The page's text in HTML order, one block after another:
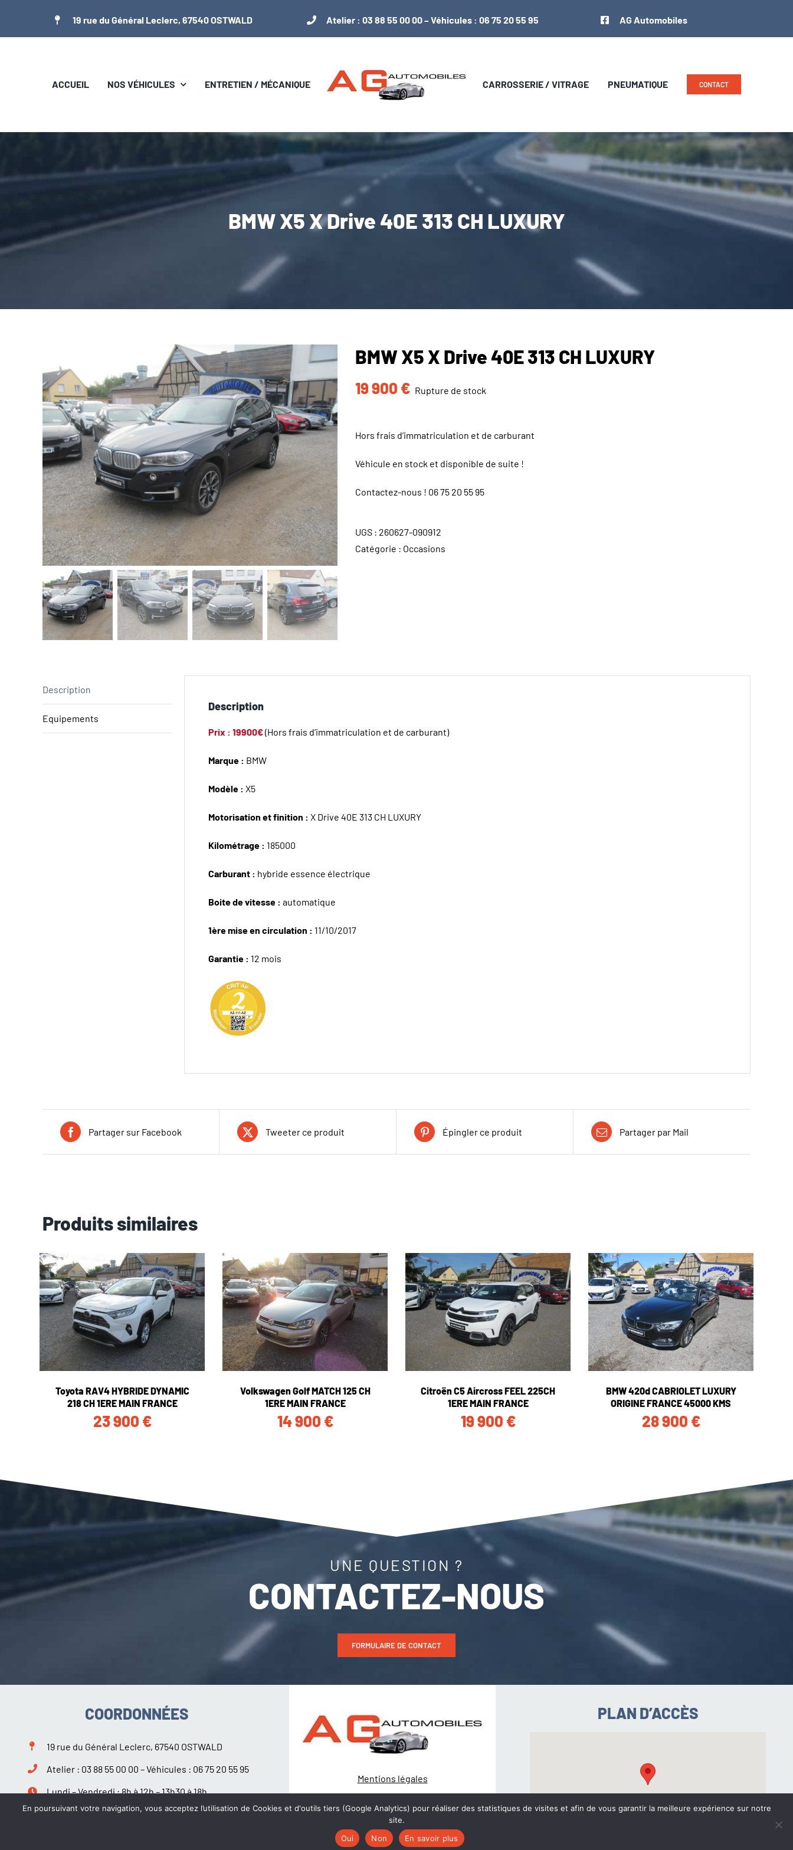
contenu
19 rue du Général Leclerc, 67540 OSTWALD Atelier : 03 88 55 00 00– Véhicules : 06 75 20 55 95 AG Automobiles
ACCUEIL NOS VÉHICULES ENTRETIEN / MÉCANIQUE CARROSSERIE / VITRAGE PNEUMATIQUE CONTACT
BMW X5 X Drive 40E 313 CH LUXURY
BMW X5 X Drive 40E 313 CH LUXURY
19 900 € Rupture de stock
Hors frais d’immatriculation et de carburant
Véhicule en stock et disponible de suite !
Contactez-nous ! 06 75 20 55 95
UGS : 260627-090912
Catégorie : Occasions
Description
Equipements
Description
Prix : 19900€(Hors frais d’immatriculation et de carburant)
Marque : BMW
Modèle : X5
Motorisation et finition : X Drive 40E 313 CH LUXURY
Kilométrage : 185000
Carburant : hybride essence électrique
Boite de vitesse : automatique
1ère mise en circulation : 11/10/2017
Garantie : 12 mois
Partager sur Facebook Tweeter ce produit Épingler ce produit Partager par Mail
Produits similaires
Toyota RAV4 HYBRIDE DYNAMIC
218 CH 1ERE MAIN FRANCE
23 900 €
Volkswagen Golf MATCH 125 CH
1ERE MAIN FRANCE
14 900 €
Citroën C5 Aircross FEEL 225CH
1ERE MAIN FRANCE
19 900 €
BMW 420d CABRIOLET LUXURY
ORIGINE FRANCE 45000 KMS
28 900 €
UNE QUESTION ?
CONTACTEZ-NOUS
FORMULAIRE DE CONTACT
COORDONNÉES
19 rue du Général Leclerc, 67540 OSTWALD
Atelier : 03 88 55 00 00 – Véhicules : 06 75 20 55 95
Lundi – Vendredi : 8h à 12h – 13h30 à 18h
Samedi : 9h à 12h – 14h à 18h
Mentions légales
Politique de Confidentialité
© Création wiwacom
PLAN D’ACCÈS
En poursuivant votre navigation, vous acceptez l’utilisation de Cookies et d'outils tiers (Google Analytics) pour réaliser des statistiques de visites et afin de vous garantir la meilleure expérience sur notre
site.
Oui
Non En savoir plus